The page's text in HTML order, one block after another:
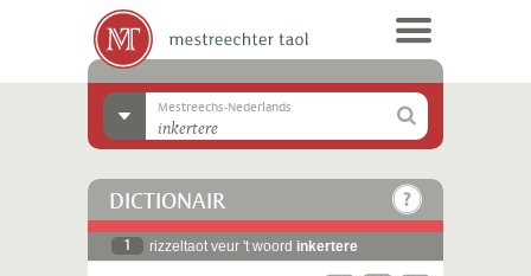
Mestreechs-Nederlands
DICTIONAIR
1 rizzeltaot veur 't woord inkertere